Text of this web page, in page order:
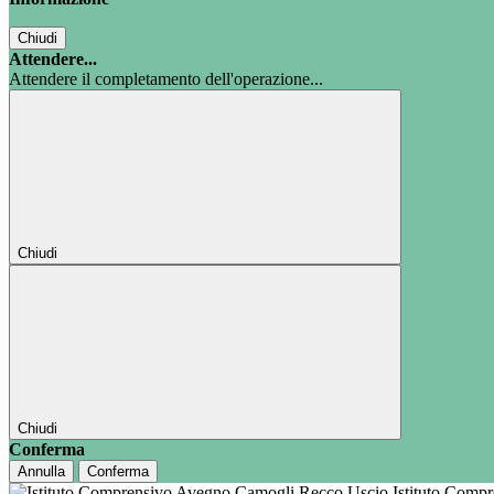
Chiudi
Attendere...
Attendere il completamento dell'operazione...
Chiudi
Chiudi
Conferma
Annulla Conferma